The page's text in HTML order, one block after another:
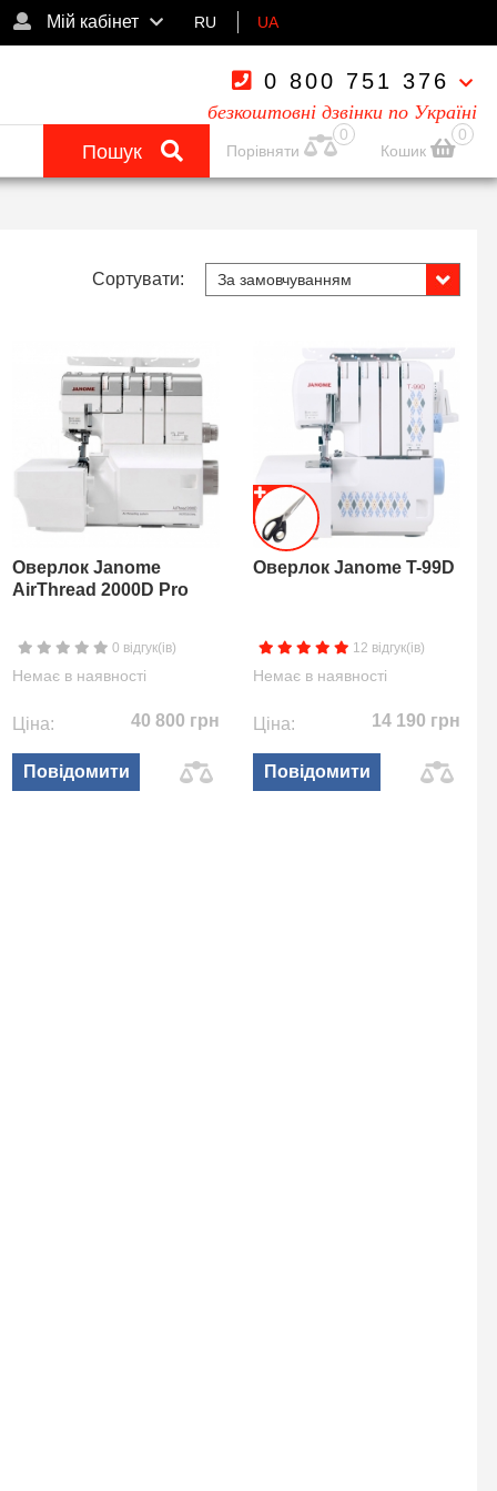
Мій кабінет RU UA
0 800 751 376
безкоштовні дзвінки по Україні
Пошук
0
Порівняти
0
Кошик
Сортувати:
Оверлок Janome
AirThread 2000D Pro
0 відгук(ів)
Немає в наявності
Ціна: 40 800 грн
Повідомити
Оверлок Janome T-99D
12 відгук(ів)
Немає в наявності
Ціна: 14 190 грн
Повідомити